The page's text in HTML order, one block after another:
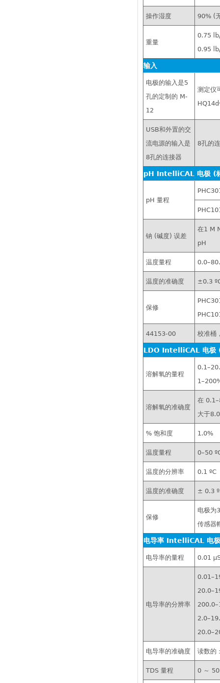
操作湿度 90% (
重量
0.75
0.95
输入
电极的输入是5
孔的定制的 M-
12
测定仪
HQ14d
USB和外置的交
流电源的输入是
8孔的连接器
8孔的
pH IntelliCAL 电极 (
pH 量程
钠 (碱度) 误差
在1 M
pH
温度量程
温度的准确度 ±0.3
保修
44153-00 校准桶
LDO IntelliCAL 电极 (
溶解氧的量程
溶解氧的准确度
在
大于
% 饱和度 1.0%
温度量程 0–50
温度的分辨率 0.1 ºC
温度的准确度 ± 0.3
保修
电极为
传感器
电导率 IntelliCAL 电极
电导率的量程 0.01
电导率的分辨率
电导率的准确度 读数的
TDS 量程 0 ～